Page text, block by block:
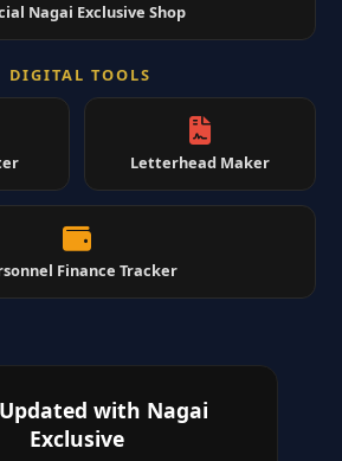
Nagai Exclusive Shop
DIGITAL TOOLS
Letterhead Maker
Finance Tracker
with Nagai
Exclusive